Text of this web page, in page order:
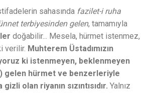
sahasında fazilet-i ruha
terbiyesinden gelen, tamamıyla
doğabilir... Mesela, hürmet istenmez,
verilir. Muhterem Üstadımızın
ki istenmeyen, beklenmeyen
gelen hürmet ve benzerleriyle
gizli olan riyanın sızıntısıdır. Yalnız